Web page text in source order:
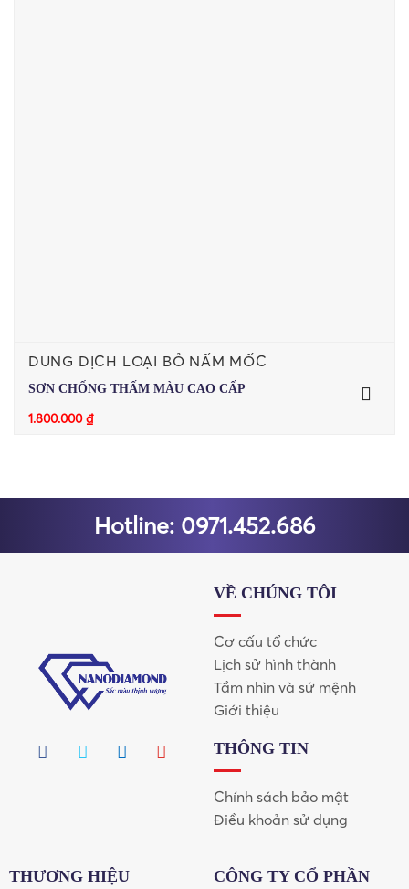
DUNG DỊCH LOẠI BỎ NẤM MỐC
SƠN CHỐNG THẤM MÀU CAO CẤP
1.800.000₫
Hotline: 0971.452.686
VỀ CHÚNG TÔI
Cơ cấu tổ chức
Lịch sử hình thành
Tầm nhìn và sứ mệnh
Giới thiệu
THÔNG TIN
Chính sách bảo mật
Điều khoản sử dụng
THƯƠNG HIỆU CÔNG TY CỔ PHẦN